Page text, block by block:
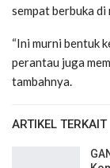
sempat berbuka di
“Ini murni bentuk
perantau juga
tambahnya.
ARTIKEL TERKAIT